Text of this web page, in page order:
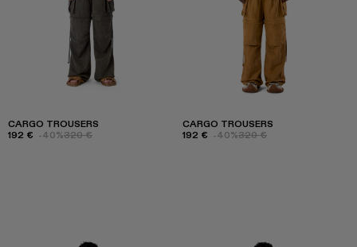
CARGO TROUSERS
192 € -40%320 €
CARGO TROUSERS
192 € -40%320 €